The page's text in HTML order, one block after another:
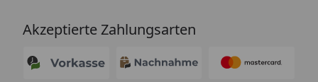
Akzeptierte Zahlungsarten